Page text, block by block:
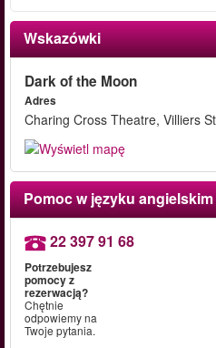
Wskazówki
Dark of the Moon
Adres
Charing Cross Theatre, Villiers
Pomoc w języku angielskim
22 397 91 68
Potrzebujesz
pomocy z
rezerwacją?
Chętnie
odpowiemy na
Twoje pytania.